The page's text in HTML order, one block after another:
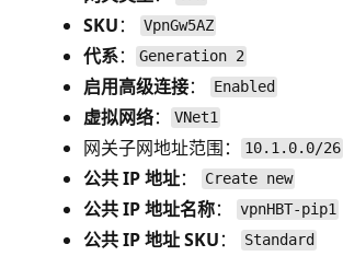
SKU： VpnGw5AZ
代系： Generation 2
启用高级连接： Enabled
虚拟网络： VNet1
网关子网地址范围： 10.1.0.0/26
公共 IP 地址： Create new
公共 IP 地址名称： vpnHBT-pip1
公共 IP 地址 SKU： Standard